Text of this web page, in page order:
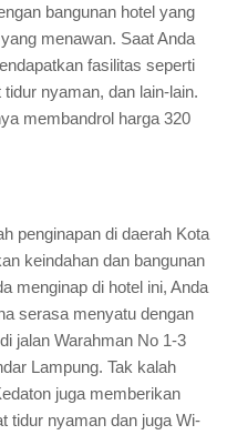
bangunan hotel yang
menawan. Saat Anda
fasilitas seperti
nyaman, dan lain-lain.
membandrol harga 320
penginapan di daerah Kota
keindahan dan bangunan
menginap di hotel ini, Anda
serasa menyatu dengan
jalan Warahman No 1-3
Lampung. Tak kalah
juga memberikan
tidur nyaman dan juga Wi-